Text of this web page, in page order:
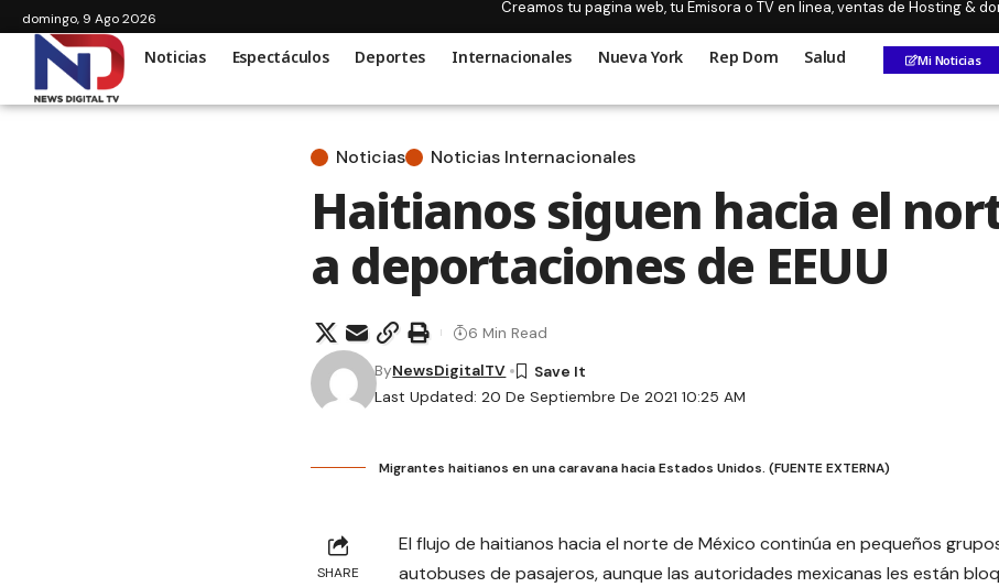
domingo, 9 Ago 2026
Creamos tu pagina web, tu Emisora o TV en linea, ventas de Hosting &
Noticias Espectáculos Deportes Internacionales Nueva York Rep Dom Salud Mi Noticias
Noticias Noticias Internacionales
Haitianos siguen hacia el
a deportaciones de EEUU
Last Updated: 20 De Septiembre De 2021 10:25 AM
ByNewsDigitalTV
6 Min Read
Migrantes haitianos en una caravana hacia Estados Unidos. (FUENTE EXTERNA)
SHARE
El flujo de haitianos hacia el norte de México continúa en pequeños
autobuses de pasajeros, aunque las autoridades mexicanas les están